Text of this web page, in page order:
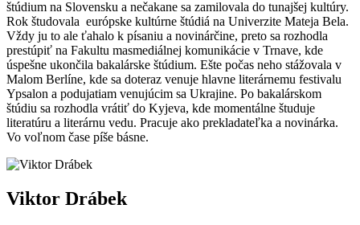
štúdium na Slovensku a nečakane sa zamilovala do tunajšej kultúry.
Rok študovala európske kultúrne štúdiá na Univerzite Mateja Bela.
Vždy ju to ale ťahalo k písaniu a novinárčine, preto sa rozhodla
prestúpiť na Fakultu masmediálnej komunikácie v Trnave, kde
úspešne ukončila bakalárske štúdium. Ešte počas neho stážovala v
Malom Berlíne, kde sa doteraz venuje hlavne literárnemu festivalu
Ypsalon a podujatiam venujúcim sa Ukrajine. Po bakalárskom
štúdiu sa rozhodla vrátiť do Kyjeva, kde momentálne študuje
literatúru a literárnu vedu. Pracuje ako prekladateľka a novinárka.
Vo voľnom čase píše básne.
Viktor Drábek